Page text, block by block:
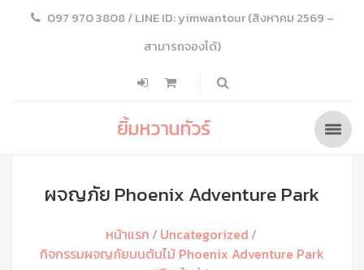
097 970 3808 / LINE ID: yimwantour (สิงหาคม 2569 –
สามารถจองได้)
ยิ้มหวานทัวร์
ผจญภัย Phoenix Adventure Park
หน้าแรก
Uncategorized
กิจกรรมผจญภัยบนต้นไม้ Phoenix Adventure Park